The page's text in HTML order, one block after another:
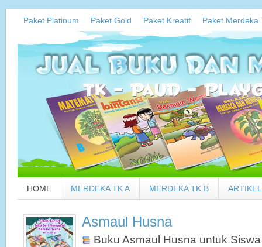
Paket Platinum Paket Gold Paket Kreatif Paket Merdeka
HOME MERDEKA TK A MERDEKA TK B ARTIKEL
Asmaul Husna
Buku Asmaul Husna untuk